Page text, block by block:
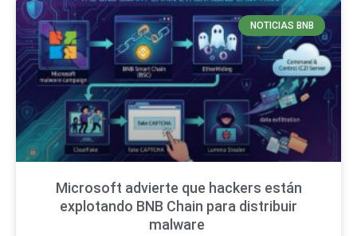
NOTICIAS BNB
Microsoft advierte que hackers están
explotando BNB Chain para distribuir
malware